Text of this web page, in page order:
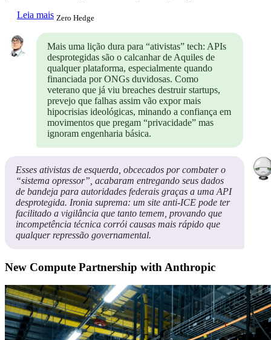
Leia mais Zero Hedge
Mais uma lição dura para “ativistas” tech: APIs
desprotegidas são o calcanhar de Aquiles de
qualquer plataforma, especialmente quando
financiada por ONGs duvidosas. Como
veterano que já viu breaches destruir startups,
prevejo que falhas assim vão expor mais
hipocrisias ideológicas, minando a confiança em
movimentos que pregam “privacidade” mas
ignoram engenharia básica.
Esses ativistas de esquerda, obcecados por combater o
“sistema opressor”, acabaram entregando seus dados
de bandeja para autoridades federais graças a uma API
desprotegida. Ironia suprema: um site anti-ICE pode ter
facilitado a vigilância que tanto temem, provando que
incompetência técnica corrói causas mais rápido que
qualquer repressão governamental.
New Compute Partnership with Anthropic